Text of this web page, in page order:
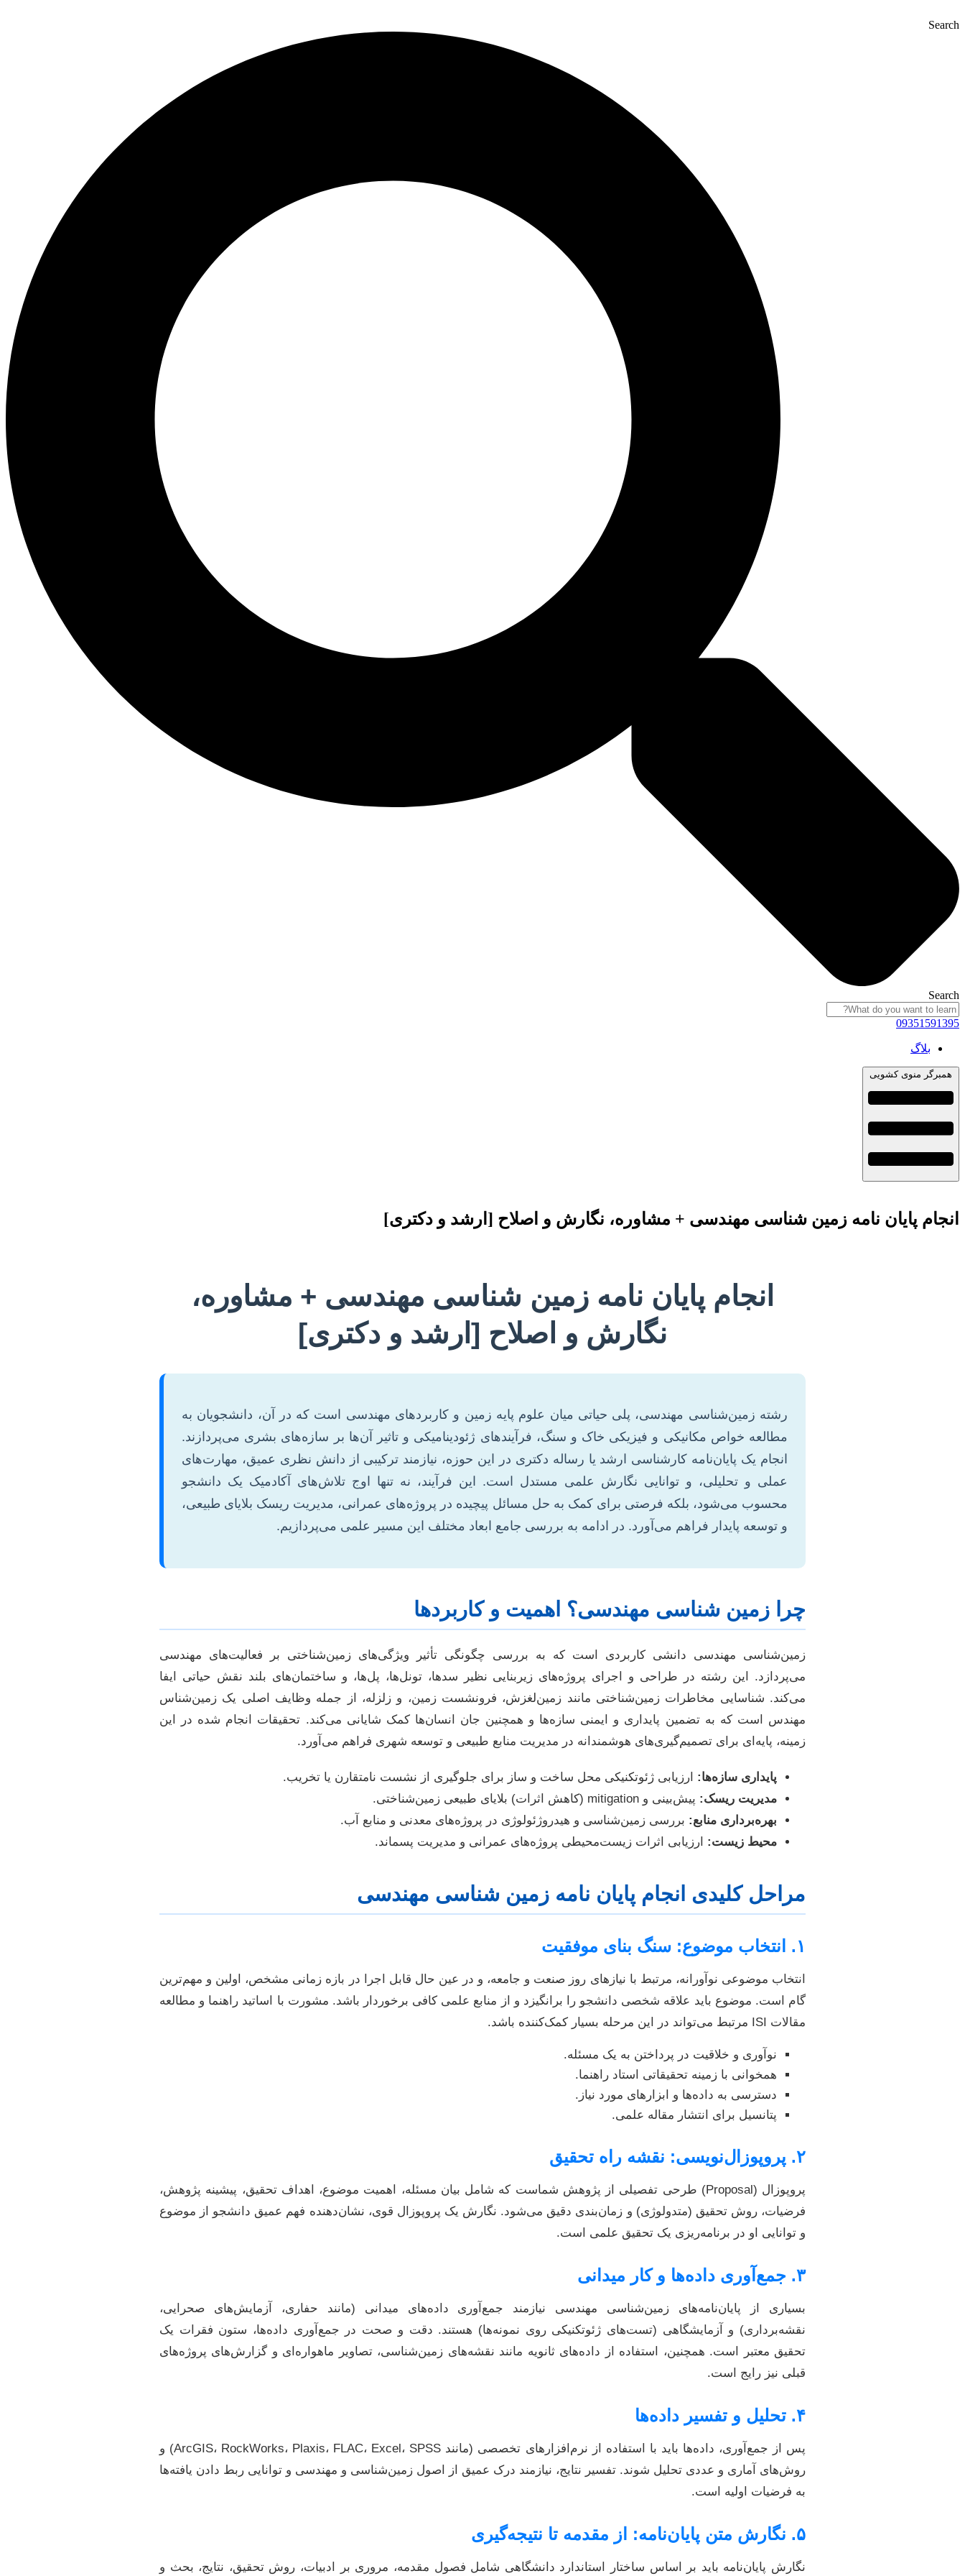
Search
Search
09351591395
بلاگ
همبرگر منوی کشویی
انجام پایان نامه زمین شناسی مهندسی + مشاوره، نگارش و اصلاح [ارشد و دکتری]
انجام پایان نامه زمین شناسی مهندسی + مشاوره،
نگارش و اصلاح [ارشد و دکتری]
رشته زمین‌شناسی مهندسی، پلی حیاتی میان علوم پایه زمین و کاربردهای مهندسی است که در آن، دانشجویان به
مطالعه خواص مکانیکی و فیزیکی خاک و سنگ، فرآیندهای ژئودینامیکی و تاثیر آن‌ها بر سازه‌های بشری می‌پردازند.
انجام یک پایان‌نامه کارشناسی ارشد یا رساله دکتری در این حوزه، نیازمند ترکیبی از دانش نظری عمیق، مهارت‌های
عملی و تحلیلی، و توانایی نگارش علمی مستدل است. این فرآیند، نه تنها اوج تلاش‌های آکادمیک یک دانشجو
محسوب می‌شود، بلکه فرصتی برای کمک به حل مسائل پیچیده در پروژه‌های عمرانی، مدیریت ریسک بلایای طبیعی،
و توسعه پایدار فراهم می‌آورد. در ادامه به بررسی جامع ابعاد مختلف این مسیر علمی می‌پردازیم.
چرا زمین شناسی مهندسی؟ اهمیت و کاربردها
زمین‌شناسی مهندسی دانشی کاربردی است که به بررسی چگونگی تأثیر ویژگی‌های زمین‌شناختی بر فعالیت‌های مهندسی
می‌پردازد. این رشته در طراحی و اجرای پروژه‌های زیربنایی نظیر سدها، تونل‌ها، پل‌ها، و ساختمان‌های بلند نقش حیاتی ایفا
می‌کند. شناسایی مخاطرات زمین‌شناختی مانند زمین‌لغزش، فرونشست زمین، و زلزله، از جمله وظایف اصلی یک زمین‌شناس
مهندس است که به تضمین پایداری و ایمنی سازه‌ها و همچنین جان انسان‌ها کمک شایانی می‌کند. تحقیقات انجام شده در این
زمینه، پایه‌ای برای تصمیم‌گیری‌های هوشمندانه در مدیریت منابع طبیعی و توسعه شهری فراهم می‌آورد.
پایداری سازه‌ها: ارزیابی ژئوتکنیکی محل ساخت و ساز برای جلوگیری از نشست نامتقارن یا تخریب.
مدیریت ریسک: پیش‌بینی و mitigation (کاهش اثرات) بلایای طبیعی زمین‌شناختی.
بهره‌برداری منابع: بررسی زمین‌شناسی و هیدروژئولوژی در پروژه‌های معدنی و منابع آب.
محیط زیست: ارزیابی اثرات زیست‌محیطی پروژه‌های عمرانی و مدیریت پسماند.
مراحل کلیدی انجام پایان نامه زمین شناسی مهندسی
۱. انتخاب موضوع: سنگ بنای موفقیت
انتخاب موضوعی نوآورانه، مرتبط با نیازهای روز صنعت و جامعه، و در عین حال قابل اجرا در بازه زمانی مشخص، اولین و مهم‌ترین
گام است. موضوع باید علاقه شخصی دانشجو را برانگیزد و از منابع علمی کافی برخوردار باشد. مشورت با اساتید راهنما و مطالعه
مقالات ISI مرتبط می‌تواند در این مرحله بسیار کمک‌کننده باشد.
نوآوری و خلاقیت در پرداختن به یک مسئله.
همخوانی با زمینه تحقیقاتی استاد راهنما.
دسترسی به داده‌ها و ابزارهای مورد نیاز.
پتانسیل برای انتشار مقاله علمی.
۲. پروپوزال‌نویسی: نقشه راه تحقیق
پروپوزال (Proposal) طرحی تفصیلی از پژوهش شماست که شامل بیان مسئله، اهمیت موضوع، اهداف تحقیق، پیشینه پژوهش،
فرضیات، روش تحقیق (متدولوژی) و زمان‌بندی دقیق می‌شود. نگارش یک پروپوزال قوی، نشان‌دهنده فهم عمیق دانشجو از موضوع
و توانایی او در برنامه‌ریزی یک تحقیق علمی است.
۳. جمع‌آوری داده‌ها و کار میدانی
بسیاری از پایان‌نامه‌های زمین‌شناسی مهندسی نیازمند جمع‌آوری داده‌های میدانی (مانند حفاری، آزمایش‌های صحرایی،
نقشه‌برداری) و آزمایشگاهی (تست‌های ژئوتکنیکی روی نمونه‌ها) هستند. دقت و صحت در جمع‌آوری داده‌ها، ستون فقرات یک
تحقیق معتبر است. همچنین، استفاده از داده‌های ثانویه مانند نقشه‌های زمین‌شناسی، تصاویر ماهواره‌ای و گزارش‌های پروژه‌های
قبلی نیز رایج است.
۴. تحلیل و تفسیر داده‌ها
پس از جمع‌آوری، داده‌ها باید با استفاده از نرم‌افزارهای تخصصی (مانند ArcGIS، RockWorks، Plaxis، FLAC، Excel، SPSS) و
روش‌های آماری و عددی تحلیل شوند. تفسیر نتایج، نیازمند درک عمیق از اصول زمین‌شناسی و مهندسی و توانایی ربط دادن یافته‌ها
به فرضیات اولیه است.
۵. نگارش متن پایان‌نامه: از مقدمه تا نتیجه‌گیری
نگارش پایان‌نامه باید بر اساس ساختار استاندارد دانشگاهی شامل فصول مقدمه، مروری بر ادبیات، روش تحقیق، نتایج، بحث و